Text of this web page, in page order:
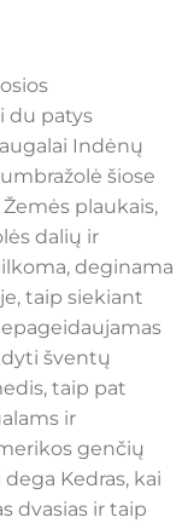
du patys
Indėnų
šiose
plaukais,
dalių ir
deginama
taip siekiant
šventų
taip pat
ir
genčių
Kedras, kai
dvasias ir taip